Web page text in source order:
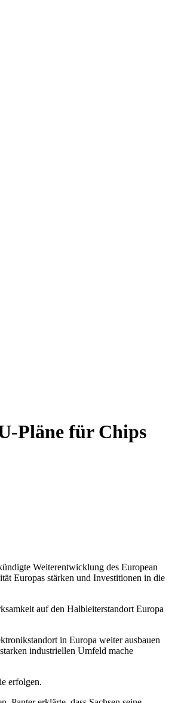
Pläne für Chips
Weiterentwicklung des European
Europas stärken und Investitionen in die
auf den Halbleiterstandort Europa
in Europa weiter ausbauen
industriellen Umfeld mache
erfolgen.